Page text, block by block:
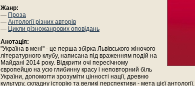
Жанр:
— Проза
— Антології різних авторів
— Цикли різножанрових оповідань
Анотація:
"Україна в мені" - це перша збірка Львівського жіночого
літературного клубу, написана під враженням подій на
Майдані 2014 року. Відкрити очі пересічному
європейцю на усю глибинну красу і неповторний біль
України, допомогти зрозуміти цінності нації, древню
культуру, складну історію та великі перспективи - мета цієї антології.